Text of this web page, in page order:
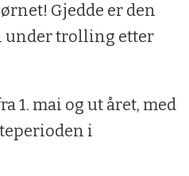
Gjedde er den
under trolling etter
1. mai og ut året, med
i